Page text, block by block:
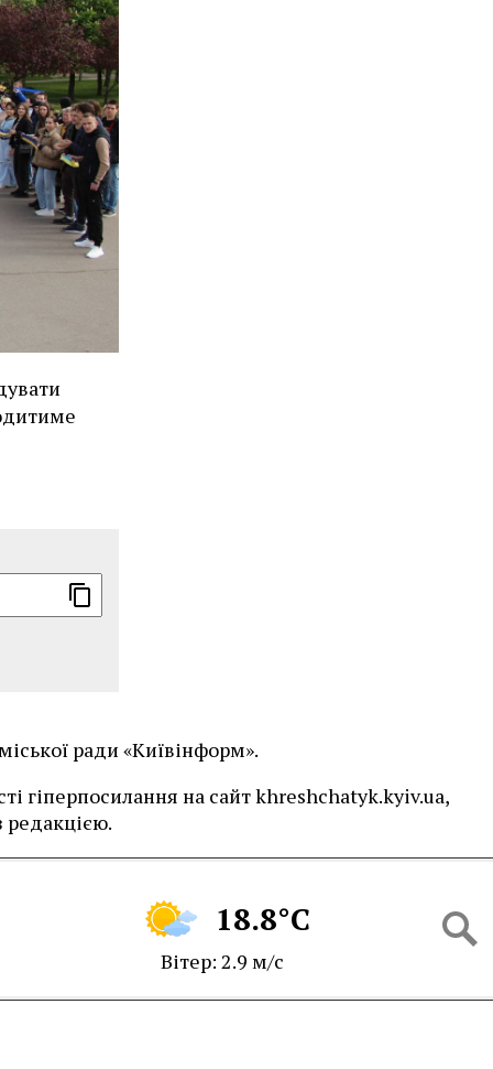
ради «Київінформ».
гіперпосилання на сайт khreshchatyk.kyiv.ua,
18.8°C
Вітер: 2.9 м/с